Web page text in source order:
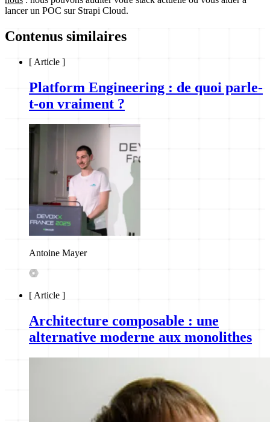
lancer un POC sur Strapi Cloud.
Contenus similaires
[ Article ]
Platform Engineering : de quoi parle-
t-on vraiment ?
Antoine Mayer
[ Article ]
Architecture composable : une
alternative moderne aux monolithes